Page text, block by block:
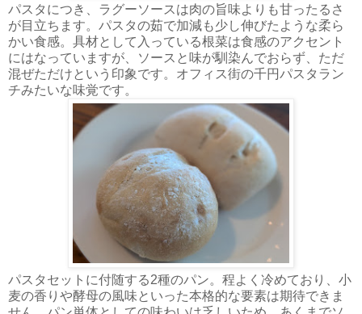
パスタにつき、ラグーソースは肉の旨味よりも甘ったるさ
が目立ちます。パスタの茹で加減も少し伸びたような柔ら
かい食感。具材として入っている根菜は食感のアクセント
にはなっていますが、ソースと味が馴染んでおらず、ただ
混ぜただけという印象です。オフィス街の千円パスタラン
チみたいな味覚です。
パスタセットに付随する2種のパン。程よく冷めており、小
麦の香りや酵母の風味といった本格的な要素は期待できま